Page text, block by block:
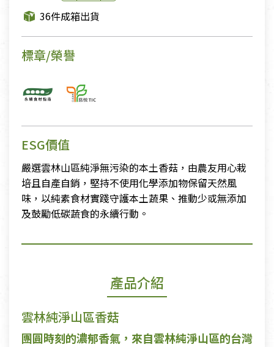
36件成箱出貨
標章/榮譽
ESG價值
嚴選雲林山區純淨無污染的本土香菇，由農友用心栽
培且自產自銷，堅持不使用化學添加物保留天然風
味，以純素食材實踐守護本土蔬果、推動少或無添加
及鼓勵低碳蔬食的永續行動。
產品介紹
雲林純淨山區香菇
團圓時刻的濃郁香氣，來自雲林純淨山區的台灣